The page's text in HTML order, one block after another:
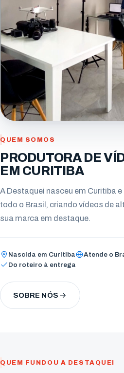
QUEM SOMOS
PRODUTORA DE
EM CURITIBA
A Destaquei nasceu em Curitiba
todo o Brasil, criando vídeos de
sua marca em destaque.
Nascida em Curitiba
Atende o
Do roteiro à entrega
SOBRE NÓS
QUEM FUNDOU A DESTAQUEI